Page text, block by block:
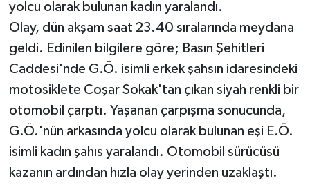
yolcu olarak bulunan kadın yaralandı.
Olay, dün akşam saat 23.40 sıralarında meydana
geldi. Edinilen bilgilere göre; Basın Şehitleri
Caddesi'nde G.Ö. isimli erkek şahsın idaresindeki
motosiklete Coşar Sokak'tan çıkan siyah renkli bir
otomobil çarptı. Yaşanan çarpışma sonucunda,
G.Ö.'nün arkasında yolcu olarak bulunan eşi E.Ö.
isimli kadın şahıs yaralandı. Otomobil sürücüsü
kazanın ardından hızla olay yerinden uzaklaştı.